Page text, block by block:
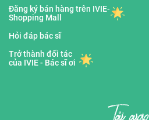
Đăng ký bán hàng trên IVIE-
Shopping Mall
Hỏi đáp bác sĩ
Trở thành đối tác
của IVIE - Bác sĩ ơi